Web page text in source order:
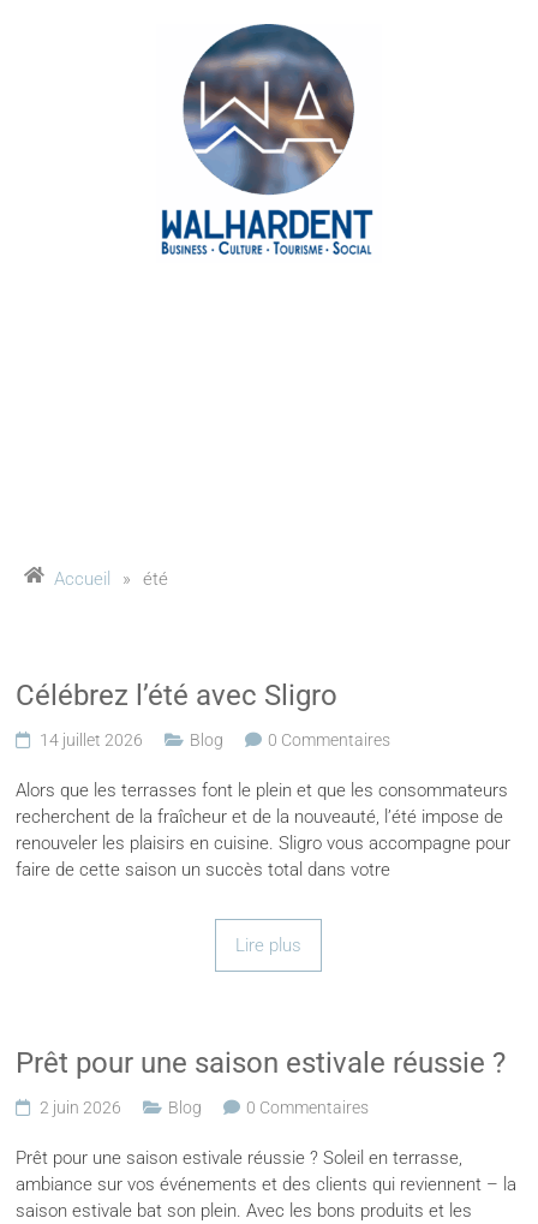
Accueil » été
Célébrez l’été avec Sligro
14 juillet 2026 Blog 0 Commentaires
Alors que les terrasses font le plein et que les consommateurs
recherchent de la fraîcheur et de la nouveauté, l’été impose de
renouveler les plaisirs en cuisine. Sligro vous accompagne pour
faire de cette saison un succès total dans votre
Lire plus
Prêt pour une saison estivale réussie ?
2 juin 2026 Blog 0 Commentaires
Prêt pour une saison estivale réussie ? Soleil en terrasse,
ambiance sur vos événements et des clients qui reviennent – la
saison estivale bat son plein. Avec les bons produits et les